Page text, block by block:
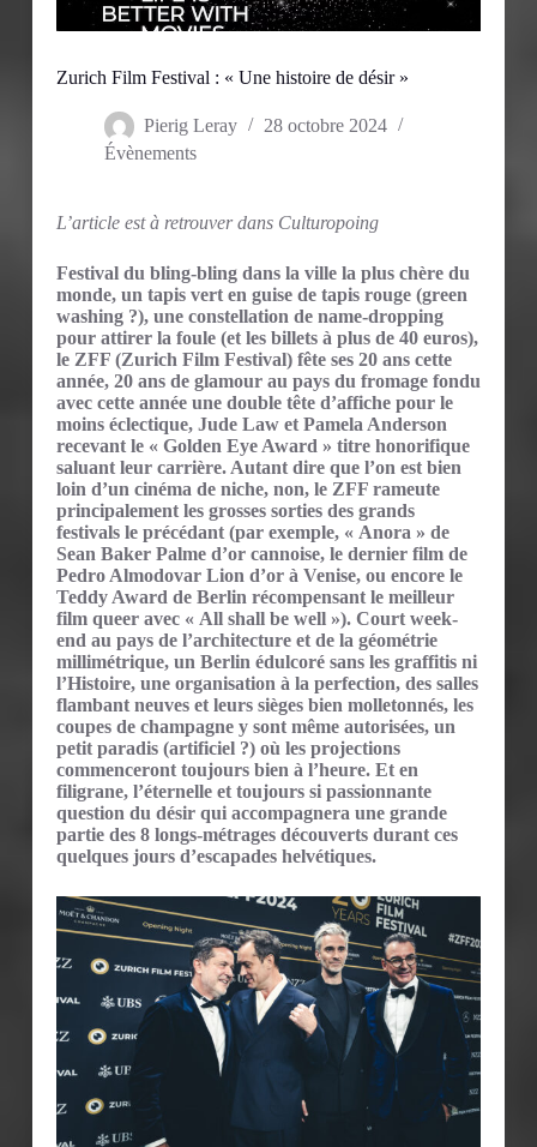
Zurich Film Festival : « Une histoire de désir »
Pierig Leray
28 octobre 2024
Évènements
L’article est à retrouver dans Culturopoing
Festival du bling-bling dans la ville la plus chère du
monde, un tapis vert en guise de tapis rouge (green
washing ?), une constellation de name-dropping
pour attirer la foule (et les billets à plus de 40 euros),
le ZFF (Zurich Film Festival) fête ses 20 ans cette
année, 20 ans de glamour au pays du fromage fondu
avec cette année une double tête d’affiche pour le
moins éclectique, Jude Law et Pamela Anderson
recevant le « Golden Eye Award » titre honorifique
saluant leur carrière. Autant dire que l’on est bien
loin d’un cinéma de niche, non, le ZFF rameute
principalement les grosses sorties des grands
festivals le précédant (par exemple, « Anora » de
Sean Baker Palme d’or cannoise, le dernier film de
Pedro Almodovar Lion d’or à Venise, ou encore le
Teddy Award de Berlin récompensant le meilleur
film queer avec « All shall be well »). Court week-
end au pays de l’architecture et de la géométrie
millimétrique, un Berlin édulcoré sans les graffitis ni
l’Histoire, une organisation à la perfection, des salles
flambant neuves et leurs sièges bien molletonnés, les
coupes de champagne y sont même autorisées, un
petit paradis (artificiel ?) où les projections
commenceront toujours bien à l’heure. Et en
filigrane, l’éternelle et toujours si passionnante
question du désir qui accompagnera une grande
partie des 8 longs-métrages découverts durant ces
quelques jours d’escapades helvétiques.